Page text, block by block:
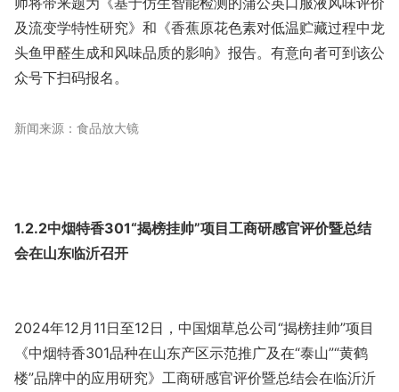
及流变学特性研究》和《香蕉原花色素对低温贮藏过程中龙
头鱼甲醛生成和风味品质的影响》报告。有意向者可到该公
众号下扫码报名。
新闻来源：食品放大镜
1.2.2中烟特香301“揭榜挂帅”项目工商研感官评价暨总结
会在山东临沂召开
2024年12月11日至12日，中国烟草总公司“揭榜挂帅”项目
《中烟特香301品种在山东产区示范推广及在“泰山”“黄鹤
楼”品牌中的应用研究》工商研感官评价暨总结会在临沂沂